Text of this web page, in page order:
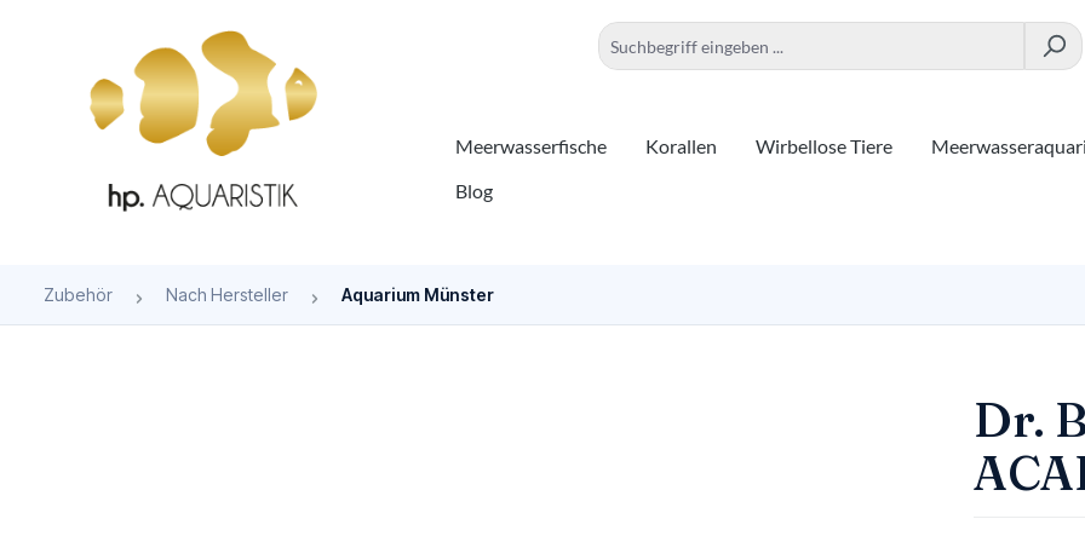
Zur Hauptnavigation springen
Meerwasserfische Korallen Wirbellose Tiere
Blog
Zubehör Nach Hersteller Aquarium Münster
Dr.